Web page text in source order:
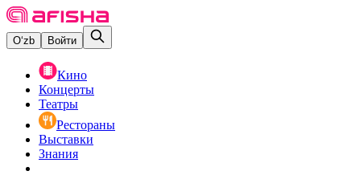
O‘zb Войти
Кино
Концерты
Театры
Рестораны
Выставки
Знания